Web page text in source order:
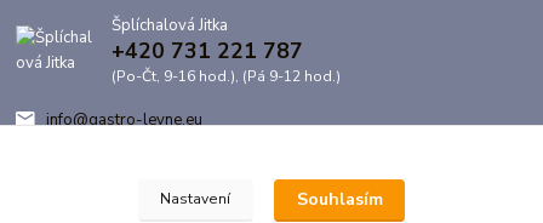
Šplíchalová Jitka
+420 731 221 787
(Po-Čt, 9-16 hod.), (Pá 9-12 hod.)
info@gastro-levne.eu
Nastavení Souhlasím